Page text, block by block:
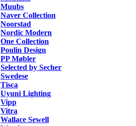
Muubs
Naver Collection
Noorstad
Nordic Modern
One Collection
Poulin Design
PP Møbler
Selected by Secher
Swedese
Tisca
Uyuni Lighting
Vipp
Vitra
Wallace Sewell